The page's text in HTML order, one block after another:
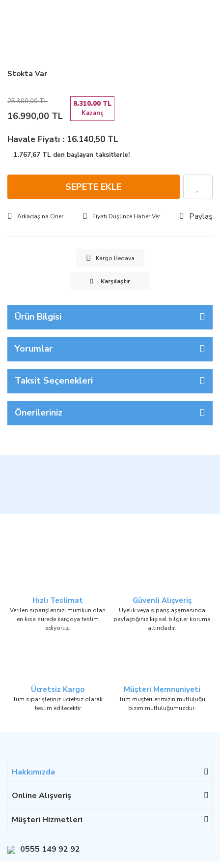
Stokta Var
16.990,00 TL
25.300,00 TL
Kazanç
8.310.00 TL
Havale Fiyatı : 16.140,50 TL
1.767,67 TL den başlayan taksitlerle!
SEPETE EKLE
Arkadaşına Öner Fiyatı Düşünce Haber Ver Paylaş
Kargo Bedava
Karşılaştır
Ürün Bilgisi
Yorumlar
Taksit Seçenekleri
Önerileriniz
Hızlı Teslimat
Verilen siparişlerinizi mümkün olan
en kısa sürede kargoya teslim
ediyoruz.
Güvenli Alışveriş
Üyelik veya sipariş aşamasında
paylaştığınız kişisel bilgiler koruma
altındadır.
Ücretsiz Kargo
Tüm siparişleriniz ücretsiz olarak
teslim edilecektir
Müşteri Memnuniyeti
Tüm müşterilerimizin mutluluğu
bizim mutluluğumuzdur.
Hakkımızda
Online Alışveriş
Müşteri Hizmetleri
0555 149 92 92